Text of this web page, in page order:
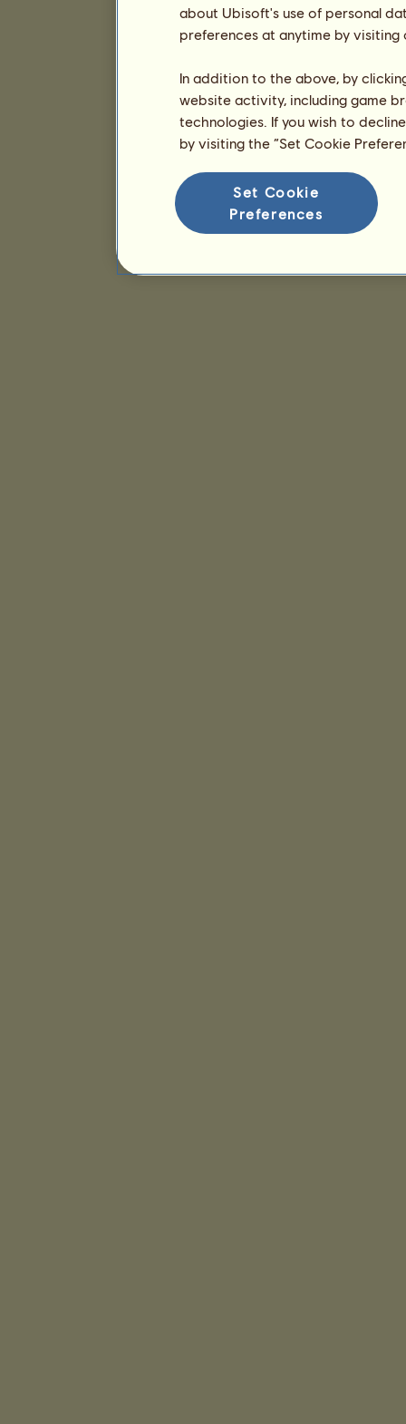
about Ubisoft's use of personal
preferences at anytime by
In addition to the above, by
website activity, including game
technologies. If you wish to
by visiting the “Set Cookie
Set Cookie
Preferences